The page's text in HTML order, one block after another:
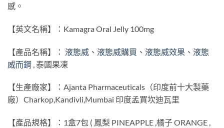
感。
【英文名稱】：Kamagra Oral Jelly 100mg
【產品名稱】： 液態威 、 液態威購買 、 液態威效果 、 液態
威而鋼 , 泰國果凍
【生產廠家】：Ajanta Pharmaceuticals（印度前十大製藥
廠）Charkop,Kandivli,Mumbai 印度孟買坎迪瓦里
【產品規格】：1盒7包 ( 鳳梨 PINEAPPLE ,橘子 ORANGE ,